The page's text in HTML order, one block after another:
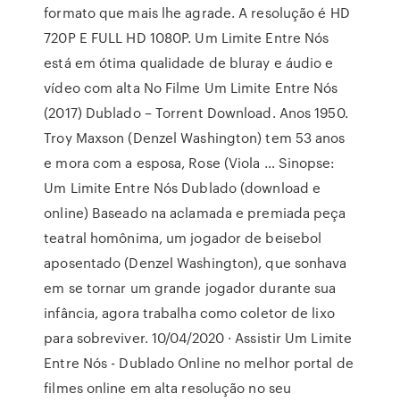
formato que mais lhe agrade. A resolução é HD
720P E FULL HD 1080P. Um Limite Entre Nós
está em ótima qualidade de bluray e áudio e
vídeo com alta No Filme Um Limite Entre Nós
(2017) Dublado – Torrent Download. Anos 1950.
Troy Maxson (Denzel Washington) tem 53 anos
e mora com a esposa, Rose (Viola … Sinopse:
Um Limite Entre Nós Dublado (download e
online) Baseado na aclamada e premiada peça
teatral homônima, um jogador de beisebol
aposentado (Denzel Washington), que sonhava
em se tornar um grande jogador durante sua
infância, agora trabalha como coletor de lixo
para sobreviver. 10/04/2020 · Assistir Um Limite
Entre Nós - Dublado Online no melhor portal de
filmes online em alta resolução no seu